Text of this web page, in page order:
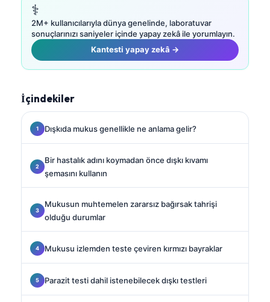
⚕️
2M+ kullanıcılarıyla dünya genelinde, laboratuvar
sonuçlarınızı saniyeler içinde yapay zekâ ile yorumlayın.
Kantesti yapay zekâ →
İçindekiler
Dışkıda mukus genellikle ne anlama gelir?
Bir hastalık adını koymadan önce dışkı kıvamı
şemasını kullanın
Mukusun muhtemelen zararsız bağırsak tahrişi
olduğu durumlar
Mukusu izlemden teste çeviren kırmızı bayraklar
Parazit testi dahil istenebilecek dışkı testleri